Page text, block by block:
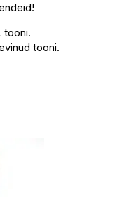
tooni.
tooni.